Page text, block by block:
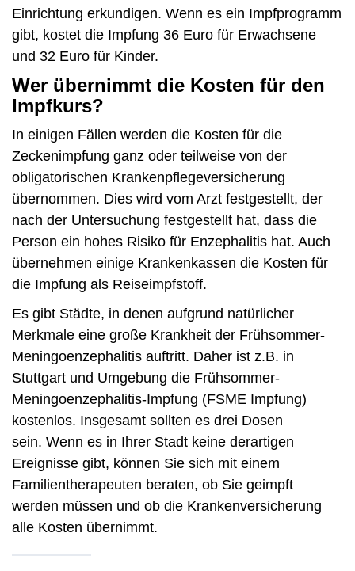
Einrichtung erkundigen. Wenn es ein Impfprogramm
gibt, kostet die Impfung 36 Euro für Erwachsene
und 32 Euro für Kinder.
Wer übernimmt die Kosten für den
Impfkurs?
In einigen Fällen werden die Kosten für die
Zeckenimpfung ganz oder teilweise von der
obligatorischen Krankenpflegeversicherung
übernommen. Dies wird vom Arzt festgestellt, der
nach der Untersuchung festgestellt hat, dass die
Person ein hohes Risiko für Enzephalitis hat. Auch
übernehmen einige Krankenkassen die Kosten für
die Impfung als Reiseimpfstoff.
Es gibt Städte, in denen aufgrund natürlicher
Merkmale eine große Krankheit der Frühsommer-
Meningoenzephalitis auftritt. Daher ist z.B. in
Stuttgart und Umgebung die Frühsommer-
Meningoenzephalitis-Impfung (FSME Impfung)
kostenlos. Insgesamt sollten es drei Dosen
sein. Wenn es in Ihrer Stadt keine derartigen
Ereignisse gibt, können Sie sich mit einem
Familientherapeuten beraten, ob Sie geimpft
werden müssen und ob die Krankenversicherung
alle Kosten übernimmt.